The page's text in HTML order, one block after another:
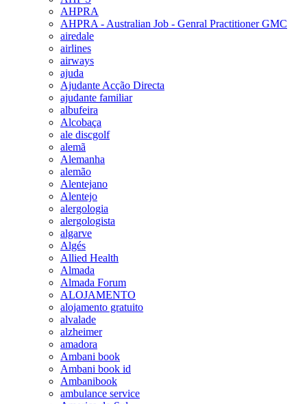
AHPRA
AHPRA - Australian Job - Genral Practitioner GMC
airedale
airlines
airways
ajuda
Ajudante Acção Directa
ajudante familiar
albufeira
Alcobaça
ale discgolf
alemã
Alemanha
alemão
Alentejano
Alentejo
alergologia
alergologista
algarve
Algés
Allied Health
Almada
Almada Forum
ALOJAMENTO
alojamento gratuito
alvalade
alzheimer
amadora
Ambani book
Ambani book id
Ambanibook
ambulance service